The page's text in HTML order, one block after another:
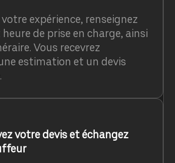
expérience, renseignez
de prise en charge, ainsi
Vous recevrez
estimation et un devis
votre devis et échangez